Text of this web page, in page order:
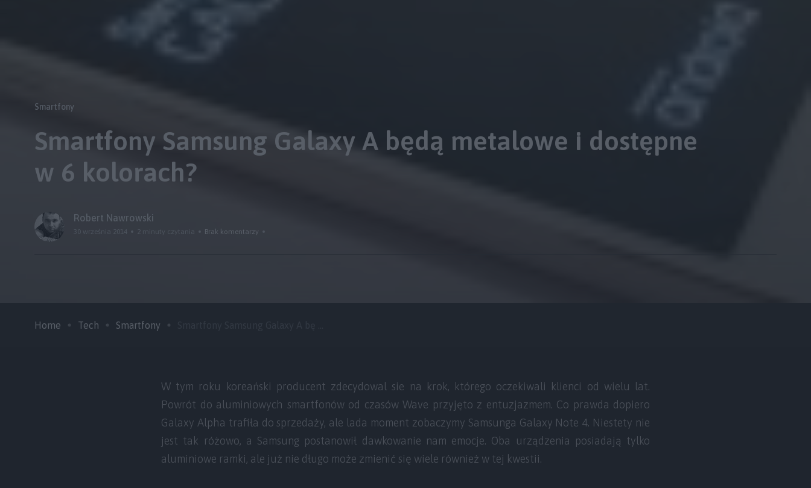
Smartfony
Smartfony Samsung Galaxy A będą metalowe i dostępne
w 6 kolorach?
Robert Nawrowski
30 września 2014 2 minuty czytania Brak komentarzy
Home Tech Smartfony
W tym roku koreański producent zdecydowal sie na krok, którego oczekiwali klienci od wielu lat.
Powrót do aluminiowych smartfonów od czasów Wave przyjęto z entuzjazmem. Co prawda dopiero
Galaxy Alpha trafiła do sprzedaży, ale lada moment zobaczymy Samsunga Galaxy Note 4. Niestety nie
jest tak różowo, a Samsung postanowił dawkowanie nam emocje. Oba urządzenia posiadają tylko
aluminiowe ramki, ale już nie długo może zmienić się wiele również w tej kwestii.